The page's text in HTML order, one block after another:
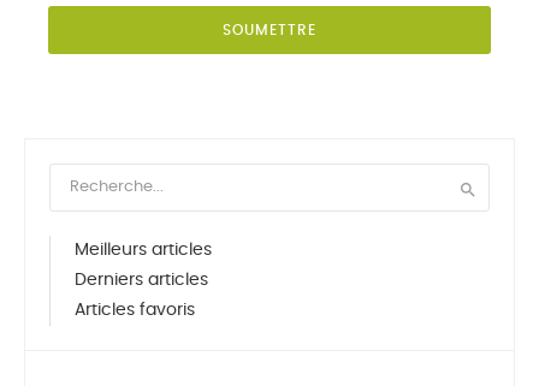
SOUMETTRE

Meilleurs articles
Derniers articles
Articles favoris